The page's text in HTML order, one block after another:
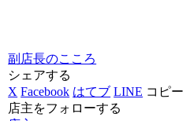
副店長のこころ
シェアする
X Facebook はてブ LINE コピー
店主をフォローする